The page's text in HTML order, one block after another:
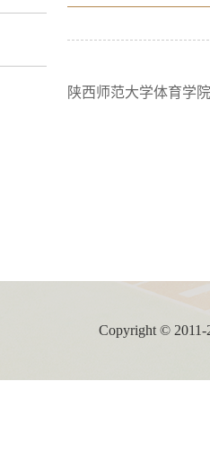
陕西师范大学体育学
Copyright ©